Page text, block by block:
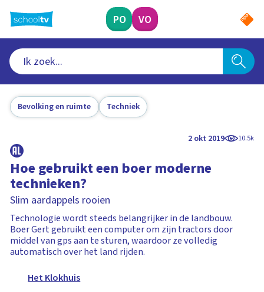
naar
hoofdinhoud
PO VO
Bevolking en ruimte Techniek
2 okt 2019 10.5k
Hoe gebruikt een boer moderne
technieken?
Slim aardappels rooien
Technologie wordt steeds belangrijker in de landbouw.
Boer Gert gebruikt een computer om zijn tractors door
middel van gps aan te sturen, waardoor ze volledig
automatisch over het land rijden.
Het Klokhuis